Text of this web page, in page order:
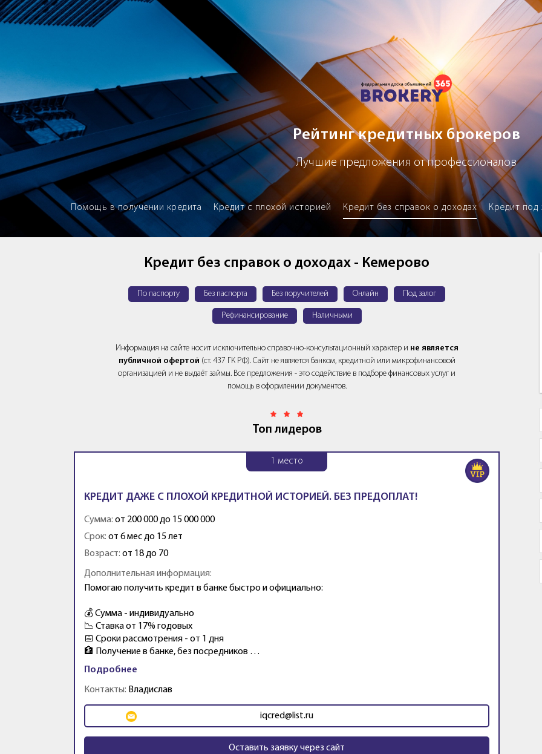
Brokery365 - Рейтинг кредитных брокеров
Рейтинг кредитных брокеров
Лучшие предложения от профессионалов
Помощь в получении кредита Кредит с плохой историей Кредит без справок о доходах Кредит под
Кредит без справок о доходах - Кемерово
По паспорту Без паспорта Без поручителей Онлайн Под залог
Рефинансирование Наличными
Информация на сайте носит исключительно справочно-консультационный характер и не является
публичной офертой (ст. 437 ГК РФ). Сайт не является банком, кредитной или микрофинансовой
организацией и не выдаёт займы. Все предложения - это содействие в подборе финансовых услуг и
помощь в оформлении документов.
Топ лидеров
1 место
КРЕДИТ ДАЖЕ С ПЛОХОЙ КРЕДИТНОЙ ИСТОРИЕЙ. БЕЗ ПРЕДОПЛАТ!
Сумма: от 200 000 до 15 000 000
Срок: от 6 мес до 15 лет
Возраст: от 18 до 70
Дополнительная информация:
Помогаю получить кредит в банке быстро и официально:
💰 Сумма - индивидуально
📉 Ставка от 17% годовых
📅 Сроки рассмотрения - от 1 дня
🏦 Получение в банке, без посредников …
Подробнее
Контакты: Владислав
iqcred@list.ru
Оставить заявку через сайт